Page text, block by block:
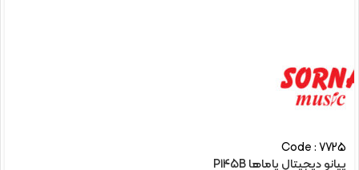
Code : 7725
پیانو دیجیتال یاماها P145B